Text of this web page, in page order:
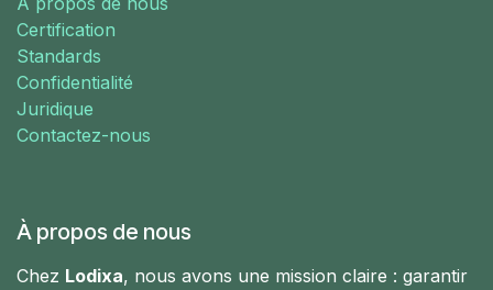
Certification
Standards
Confidentialité
Juridique
Contactez-nous
À propos de nous
Chez Lodixa, nous avons une mission claire : garantir